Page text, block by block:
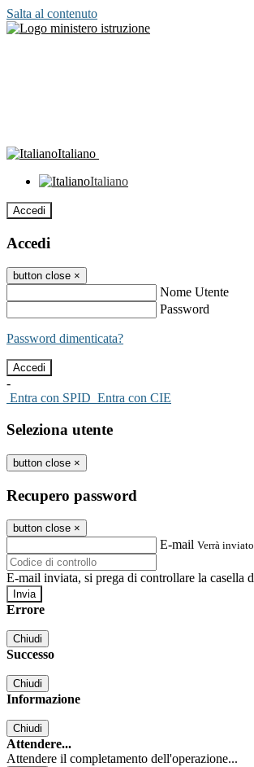
Salta al contenuto
Italiano
Italiano
Accedi
Accedi
button close ×
Nome Utente
Password
Password dimenticata?
-
Entra con SPID Entra con CIE
Seleziona utente
button close ×
Recupero password
button close ×
E-mail Verrà
E-mail inviata, si prega di controllare la casella
Errore
Chiudi
Successo
Chiudi
Informazione
Chiudi
Attendere...
Attendere il completamento dell'operazione...